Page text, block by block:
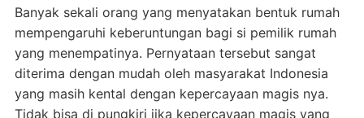
Banyak sekali orang yang menyatakan bentuk rumah
mempengaruhi keberuntungan bagi si pemilik rumah
yang menempatinya. Pernyataan tersebut sangat
diterima dengan mudah oleh masyarakat Indonesia
yang masih kental dengan kepercayaan magis nya.
Tidak bisa di pungkiri jika kepercayaan magis yang